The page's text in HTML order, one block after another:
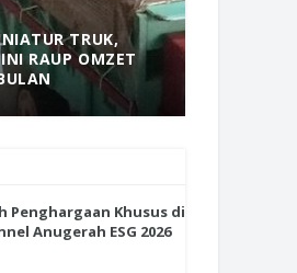
TRUK,
RAUP OMZET
Penghargaan Khusus di
Anugerah ESG 2026